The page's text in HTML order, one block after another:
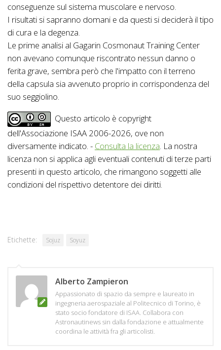
conseguenze sul sistema muscolare e nervoso.
I risultati si sapranno domani e da questi si deciderà il tipo
di cura e la degenza.
Le prime analisi al Gagarin Cosmonaut Training Center
non avevano comunque riscontrato nessun danno o
ferita grave, sembra però che l'impatto con il terreno
della capsula sia avvenuto proprio in corrispondenza del
suo seggiolino.
Questo articolo è copyright
dell'Associazione ISAA 2006-2026, ove non
diversamente indicato. - Consulta la licenza. La nostra
licenza non si applica agli eventuali contenuti di terze parti
presenti in questo articolo, che rimangono soggetti alle
condizioni del rispettivo detentore dei diritti.
Etichette: Sojuz Soyuz
Alberto Zampieron
Appassionato di spazio da sempre e laureato in
ingegneria aerospaziale al Politecnico di Torino, è
stato socio fondatore di ISAA. Collabora con
Astronautinews sin dalla fondazione e attualmente
coordina le attività fra gli articolisti.